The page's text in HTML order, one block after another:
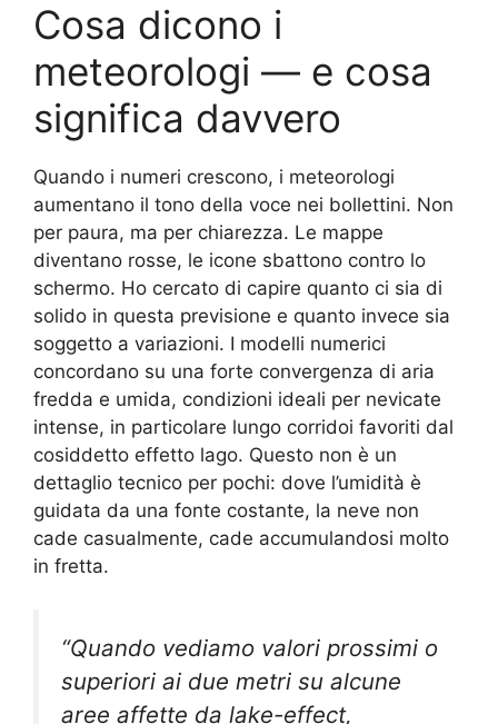
Cosa dicono i
meteorologi — e cosa
significa davvero
Quando i numeri crescono, i meteorologi
aumentano il tono della voce nei bollettini. Non
per paura, ma per chiarezza. Le mappe
diventano rosse, le icone sbattono contro lo
schermo. Ho cercato di capire quanto ci sia di
solido in questa previsione e quanto invece sia
soggetto a variazioni. I modelli numerici
concordano su una forte convergenza di aria
fredda e umida, condizioni ideali per nevicate
intense, in particolare lungo corridoi favoriti dal
cosiddetto effetto lago. Questo non è un
dettaglio tecnico per pochi: dove l’umidità è
guidata da una fonte costante, la neve non
cade casualmente, cade accumulandosi molto
in fretta.
“Quando vediamo valori prossimi o
superiori ai due metri su alcune
aree affette da lake-effect,